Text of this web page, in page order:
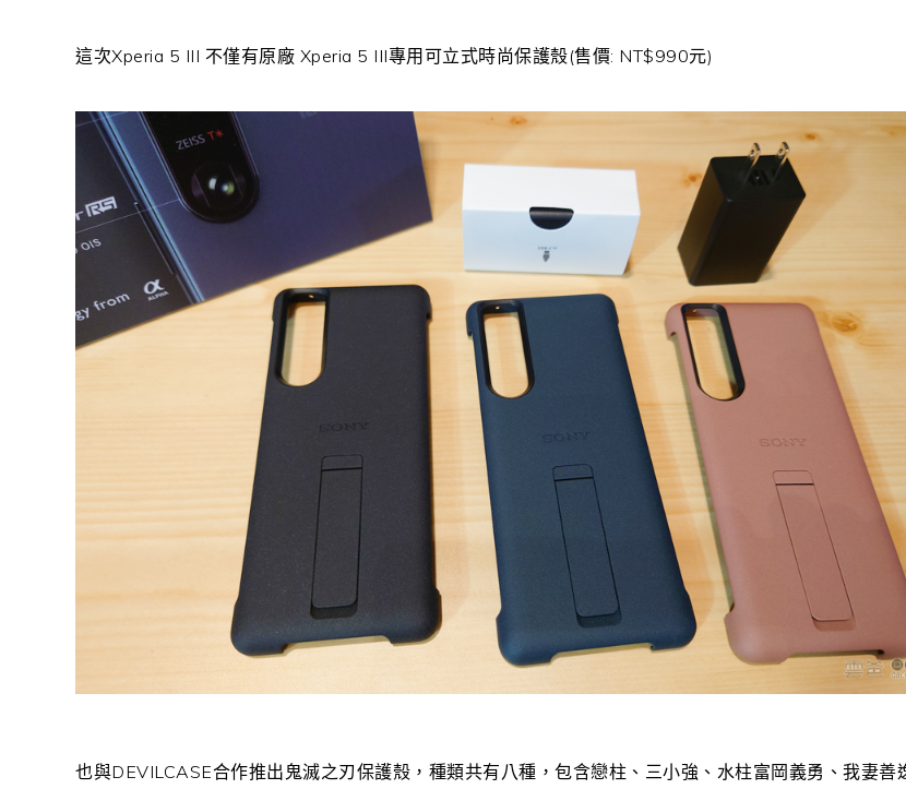
這次Xperia 5 III 不僅有原廠 Xperia 5 III專用可立式時尚保護殼(售價: NT$990元)
也與DEVILCASE合作推出鬼滅之刃保護殼，種類共有八種，包含戀柱、三小強、水柱富岡義勇、我妻善